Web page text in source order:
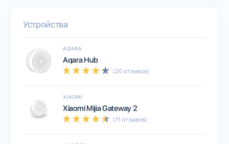
Устройства
AQARA
Aqara Hub
(20 отзывов)
XIAOMI
Xiaomi Mijia Gateway 2
(11 отзывов)